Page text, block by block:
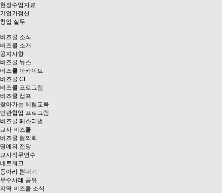
현장수업자료
기업가정신
창업 실무
비즈쿨 소식
비즈쿨 소개
공지사항
비즈쿨 뉴스
비즈쿨 아카이브
비즈쿨 CI
비즈쿨 프로그램
비즈쿨 캠프
찾아가는 체험교육
민관협업 프로그램
비즈쿨 페스티벌
교사 비즈쿨
비즈쿨 협의회
명예의 전당
교사직무연수
네트워크
동아리 뽐내기
우수사례 공유
지역 비즈쿨 소식